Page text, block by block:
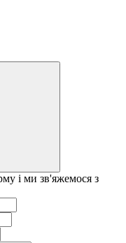
і ми зв'яжемося з